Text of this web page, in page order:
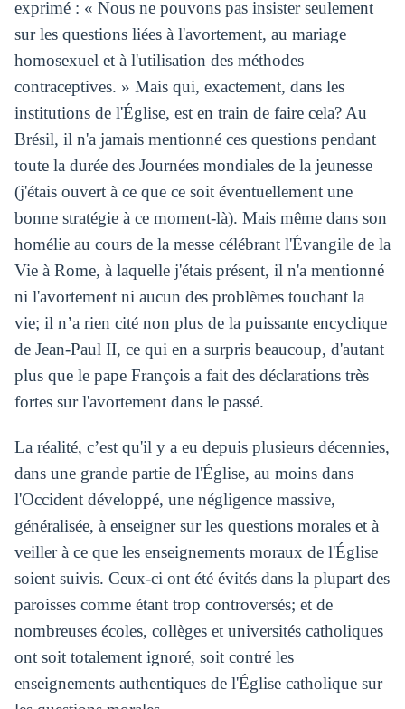
exprimé : « Nous ne pouvons pas insister seulement
sur les questions liées à l'avortement, au mariage
homosexuel et à l'utilisation des méthodes
contraceptives. » Mais qui, exactement, dans les
institutions de l'Église, est en train de faire cela? Au
Brésil, il n'a jamais mentionné ces questions pendant
toute la durée des Journées mondiales de la jeunesse
(j'étais ouvert à ce que ce soit éventuellement une
bonne stratégie à ce moment-là). Mais même dans son
homélie au cours de la messe célébrant l'Évangile de la
Vie à Rome, à laquelle j'étais présent, il n'a mentionné
ni l'avortement ni aucun des problèmes touchant la
vie; il n’a rien cité non plus de la puissante encyclique
de Jean-Paul II, ce qui en a surpris beaucoup, d'autant
plus que le pape François a fait des déclarations très
fortes sur l'avortement dans le passé.
La réalité, c’est qu'il y a eu depuis plusieurs décennies,
dans une grande partie de l'Église, au moins dans
l'Occident développé, une négligence massive,
généralisée, à enseigner sur les questions morales et à
veiller à ce que les enseignements moraux de l'Église
soient suivis. Ceux-ci ont été évités dans la plupart des
paroisses comme étant trop controversés; et de
nombreuses écoles, collèges et universités catholiques
ont soit totalement ignoré, soit contré les
enseignements authentiques de l'Église catholique sur